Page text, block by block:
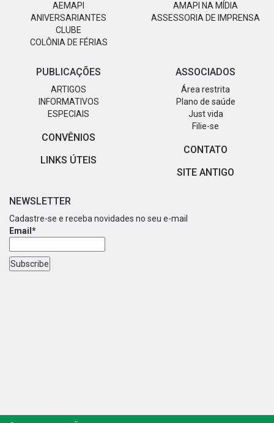
AEMAPI
ANIVERSARIANTES
CLUBE
COLÔNIA DE FÉRIAS
AMAPI NA MÍDIA
ASSESSORIA DE IMPRENSA
PUBLICAÇÕES
ARTIGOS
INFORMATIVOS
ESPECIAIS
CONVÊNIOS
LINKS ÚTEIS
ASSOCIADOS
Área restrita
Plano de saúde
Just vida
Filie-se
CONTATO
SITE ANTIGO
NEWSLETTER
Cadastre-se e receba novidades no seu e-mail
Email*